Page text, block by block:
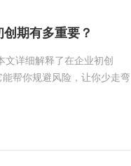
期有多重要？
文详细解释了在企业初创
帮你规避风险，让你少走弯